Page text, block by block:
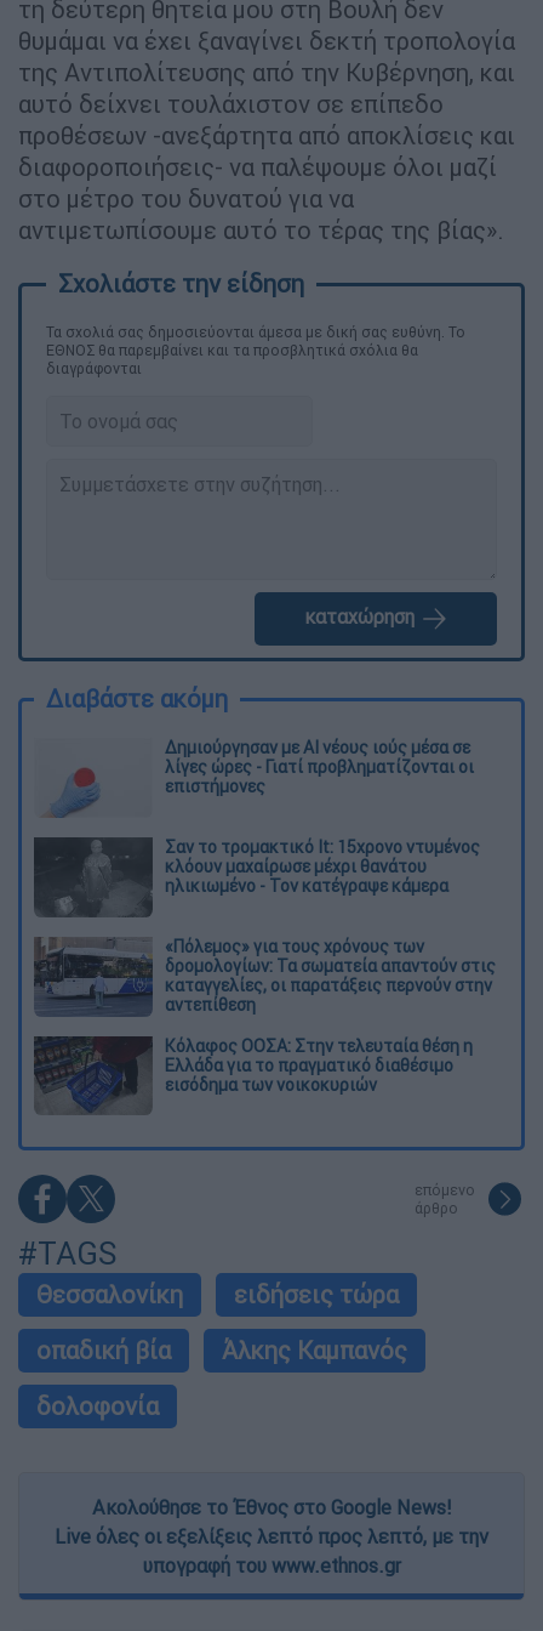
τη δεύτερη θητεία μου στη Βουλή δεν
θυμάμαι να έχει ξαναγίνει δεκτή τροπολογία
της Αντιπολίτευσης από την Κυβέρνηση, και
αυτό δείχνει τουλάχιστον σε επίπεδο
προθέσεων -ανεξάρτητα από αποκλίσεις και
διαφοροποιήσεις- να παλέψουμε όλοι μαζί
στο μέτρο του δυνατού για να
αντιμετωπίσουμε αυτό το τέρας της βίας».
Τα σχολιά σας δημοσιεύονται άμεσα με δική σας ευθύνη. Το
ΕΘΝΟΣ θα παρεμβαίνει και τα προσβλητικά σχόλια θα
διαγράφονται
καταχώρηση
Διαβάστε ακόμη
Δημιούργησαν με AI νέους ιούς μέσα σε
λίγες ώρες - Γιατί προβληματίζονται οι
επιστήμονες
Σαν το τρομακτικό It: 15χρονο ντυμένος
κλόουν μαχαίρωσε μέχρι θανάτου
ηλικιωμένο - Τον κατέγραψε κάμερα
«Πόλεμος» για τους χρόνους των
δρομολογίων: Τα σωματεία απαντούν στις
καταγγελίες, οι παρατάξεις περνούν στην
αντεπίθεση
Κόλαφος ΟΟΣΑ: Στην τελευταία θέση η
Ελλάδα για το πραγματικό διαθέσιμο
εισόδημα των νοικοκυριών
επόμενο
άρθρο
#TAGS
Θεσσαλονίκη
ειδήσεις τώρα
οπαδική βία
Άλκης Καμπανός
δολοφονία
Ακολούθησε το Έθνος στο Google News!
Live όλες οι εξελίξεις λεπτό προς λεπτό, με την
υπογραφή του www.ethnos.gr